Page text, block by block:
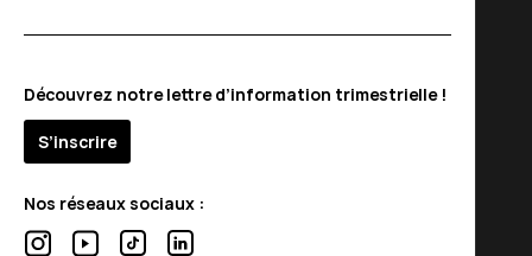
Découvrez notre lettre d’information trimestrielle !
S’inscrire
Nos réseaux sociaux :